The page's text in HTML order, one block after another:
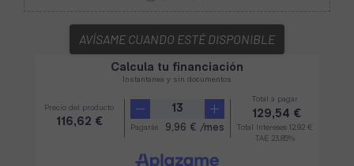
AVÍSAME CUANDO ESTÉ DISPONIBLE